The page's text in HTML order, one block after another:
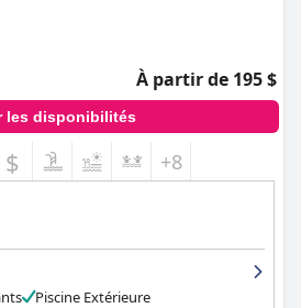
À partir de 195 $
les disponibilités
$ +8
Piscine Extérieure